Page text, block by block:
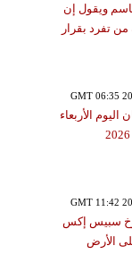
ويقول إن
من تفرد بقرار
الأربعاء
سبيس إكس
الأرض